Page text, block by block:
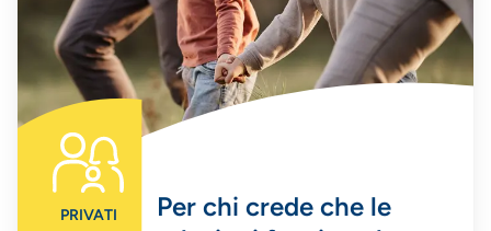
PRIVATI
Per chi crede che le